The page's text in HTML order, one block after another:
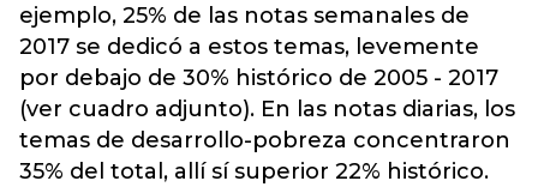
ejemplo, 25% de las notas semanales de
2017 se dedicó a estos temas, levemente
por debajo de 30% histórico de 2005 - 2017
(ver cuadro adjunto). En las notas diarias, los
temas de desarrollo-pobreza concentraron
35% del total, allí sí superior 22% histórico.